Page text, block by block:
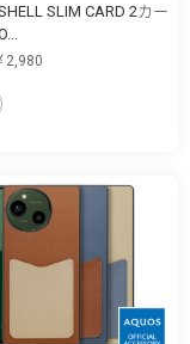
SLIM CARD 2カー
2,980